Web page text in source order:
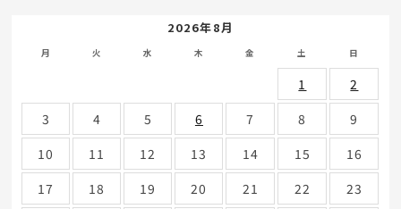
2026年8月
月 火 水 木 金 土 日
1
2
3
4 5 6 7 8
9
10
11 12 13 14 15
16
17
18 19 20 21 22
23